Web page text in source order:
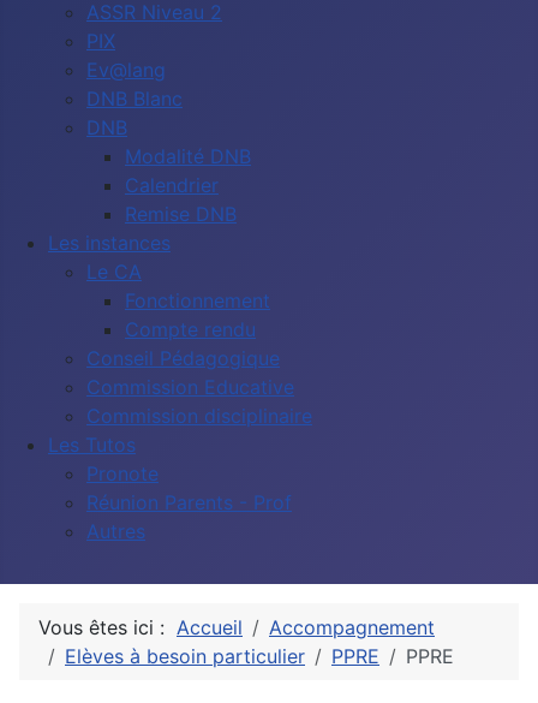
ASSR Niveau 2
PIX
Ev@lang
DNB Blanc
DNB
Modalité DNB
Calendrier
Remise DNB
Les instances
Le CA
Fonctionnement
Compte rendu
Conseil Pédagogique
Commission Educative
Commission disciplinaire
Les Tutos
Pronote
Réunion Parents - Prof
Autres
Vous êtes ici : Accueil
Accompagnement
Elèves à besoin particulier
PPRE PPRE